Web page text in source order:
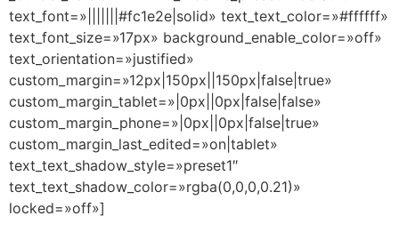
text_font=»|||||||#fc1e2e|solid» text_text_color=»#ffffff»
text_font_size=»17px» background_enable_color=»off»
text_orientation=»justified»
custom_margin=»12px|150px||150px|false|true»
custom_margin_tablet=»|0px||0px|false|false»
custom_margin_phone=»|0px||0px|false|true»
custom_margin_last_edited=»on|tablet»
text_text_shadow_style=»preset1″
text_text_shadow_color=»rgba(0,0,0,0.21)»
locked=»off»]